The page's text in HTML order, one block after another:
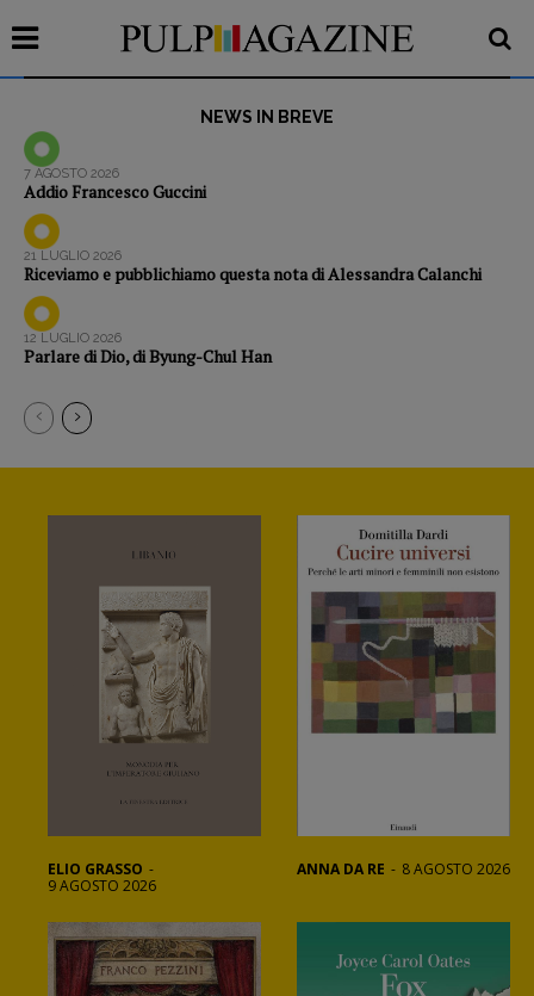
NEWS IN BREVE
7 AGOSTO 2026
Addio Francesco Guccini
21 LUGLIO 2026
Riceviamo e pubblichiamo questa nota di Alessandra Calanchi
12 LUGLIO 2026
Parlare di Dio, di Byung-Chul Han
ELIO GRASSO -
9 AGOSTO 2026
ANNA DA RE - 8 AGOSTO 2026